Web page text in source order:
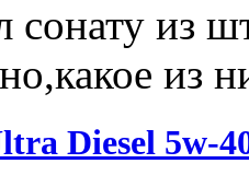
сонату из
из
Diesel 5w-